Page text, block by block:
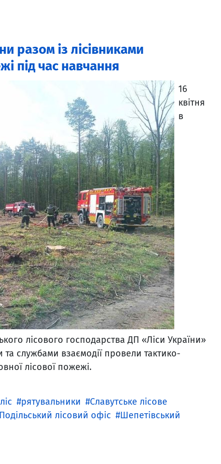
разом із лісівниками
під час навчання
16
квітня
в
лісового господарства ДП «Ліси України»
службами взаємодії провели тактико-
лісової пожежі.
ліс рятувальники
Славутське лісове
Подільський лісовий офіс
Шепетівський